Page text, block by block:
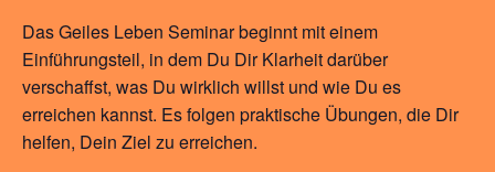
Das Geiles Leben Seminar beginnt mit einem
Einführungsteil, in dem Du Dir Klarheit darüber
verschaffst, was Du wirklich willst und wie Du es
erreichen kannst. Es folgen praktische Übungen, die Dir
helfen, Dein Ziel zu erreichen.